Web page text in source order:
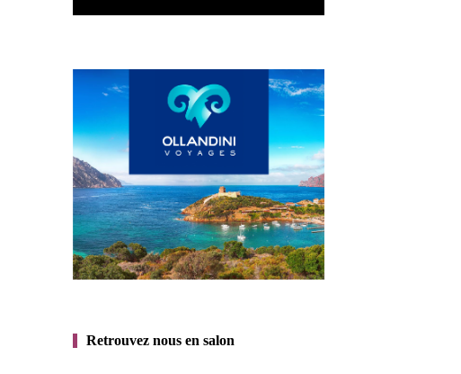
Retrouvez nous en salon